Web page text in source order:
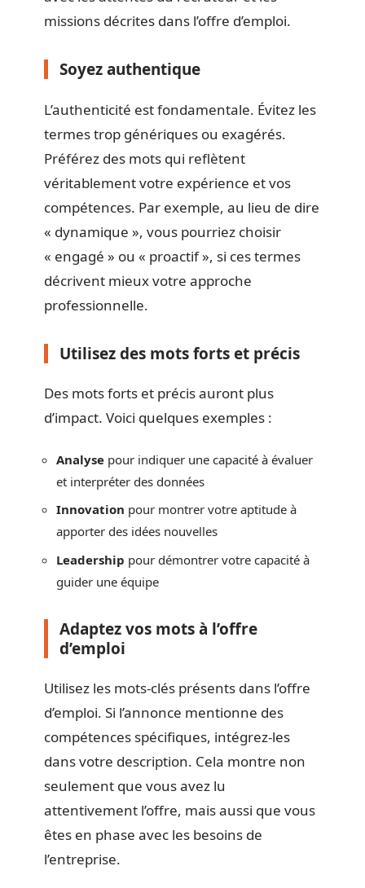
missions décrites dans l’offre d’emploi.
Soyez authentique
L’authenticité est fondamentale. Évitez les
termes trop génériques ou exagérés.
Préférez des mots qui reflètent
véritablement votre expérience et vos
compétences. Par exemple, au lieu de dire
« dynamique », vous pourriez choisir
« engagé » ou « proactif », si ces termes
décrivent mieux votre approche
professionnelle.
Utilisez des mots forts et précis
Des mots forts et précis auront plus
d’impact. Voici quelques exemples :
Analyse pour indiquer une capacité à évaluer
et interpréter des données
Innovation pour montrer votre aptitude à
apporter des idées nouvelles
Leadership pour démontrer votre capacité à
guider une équipe
Adaptez vos mots à l’offre
d’emploi
Utilisez les mots-clés présents dans l’offre
d’emploi. Si l’annonce mentionne des
compétences spécifiques, intégrez-les
dans votre description. Cela montre non
seulement que vous avez lu
attentivement l’offre, mais aussi que vous
êtes en phase avec les besoins de
l’entreprise.